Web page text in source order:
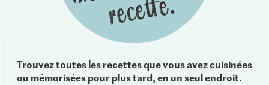
Trouvez toutes les recettes que vous avez cuisinées
ou mémorisées pour plus tard, en un seul endroit.